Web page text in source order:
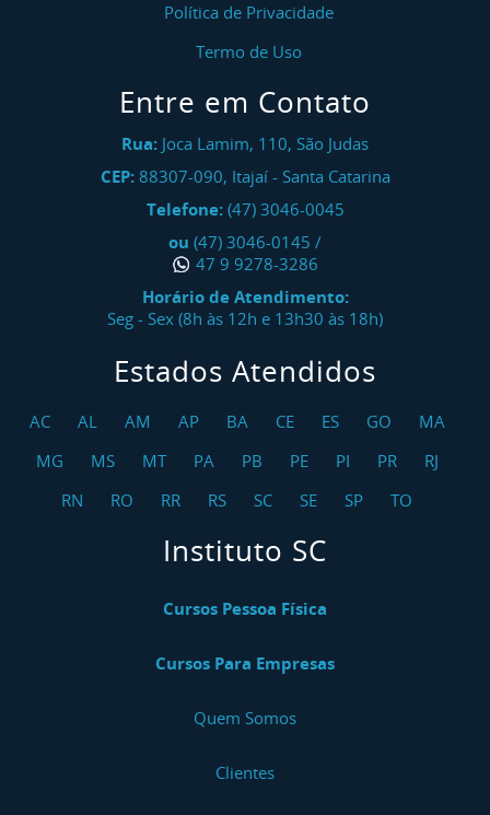
Política de Privacidade
Termo de Uso
Entre em Contato
Rua: Joca Lamim, 110, São Judas
CEP: 88307-090, Itajaí- Santa Catarina
Telefone: (47) 3046-0045
ou (47) 3046-0145 /
47 9 9278-3286
Horário de Atendimento:
Seg - Sex (8h às 12h e 13h30 às 18h)
Estados Atendidos
AC AL AM AP BA CE ES GO
MA
MG
MS MT PA PB PE PI PR
RJ
RN
RO RR RS SC SE SP TO
Instituto SC
Cursos Pessoa Física
Cursos Para Empresas
Quem Somos
Clientes